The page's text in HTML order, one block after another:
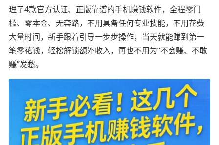
理了4款官方认证、正版靠谱的手机赚钱软件，全程零门
槛、零本金、无套路，不用具备任何专业技能，不用花费
大量时间，新手跟着引导一步步操作，当天就能赚到第一
笔零花钱，轻松解锁额外收入，再也不用为“不会赚、不敢
赚”发愁。